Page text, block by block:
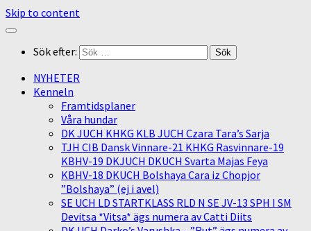
Skip to content
Sök efter:
NYHETER
Kenneln
Framtidsplaner
Våra hundar
DK JUCH KHKG KLB JUCH Czara Tara’s Sarja
TJH CIB Dansk Vinnare-21 KHKG Rasvinnare-19
KBHV-19 DKJUCH DKUCH Svarta Majas Feya
KBHV-18 DKUCH Bolshaya Cara iz Chopjor
”Bolshaya” (ej i avel)
SE UCH LD STARTKLASS RLD N SE JV-13 SPH I SM
Devitsa *Vitsa* ägs numera av Catti Diits